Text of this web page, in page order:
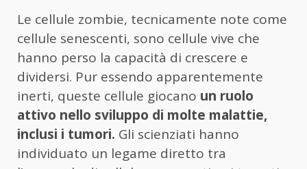
Le cellule zombie, tecnicamente note come
cellule senescenti, sono cellule vive che
hanno perso la capacità di crescere e
dividersi. Pur essendo apparentemente
inerti, queste cellule giocano un ruolo
attivo nello sviluppo di molte malattie,
inclusi i tumori. Gli scienziati hanno
individuato un legame diretto tra